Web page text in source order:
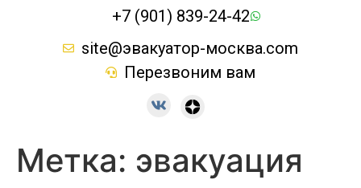
+7 (901) 839-24-42
site@эвакуатор-москва.com
Перезвоним вам
Метка: эвакуация